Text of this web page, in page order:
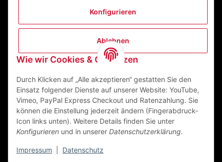
Konfigurieren
Ablehnen
Wie wir Cookies & Co nutzen
Durch Klicken auf „Alle akzeptieren“ gestatten Sie den
Einsatz folgender Dienste auf unserer Website: YouTube,
Vimeo, PayPal Express Checkout und Ratenzahlung. Sie
können die Einstellung jederzeit ändern (Fingerabdruck-
Icon links unten). Weitere Details finden Sie unter
Konfigurieren und in unserer Datenschutzerklärung.
Impressum Datenschutz
ZEGO Textilveredelungszentrum GmbH
63741 Aschaffenburg Deutschland
Mail:info@zego-tvz.de
Tel.:06021 59092-0